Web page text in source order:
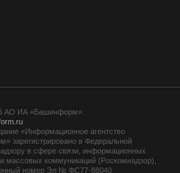
АО ИА «Башинформ».
«Информационное агентство
зарегистрировано в Федеральной
в сфере связи, информационных
и массовых коммуникаций (Роскомнадзор),
номер Эл № ФС77-88040